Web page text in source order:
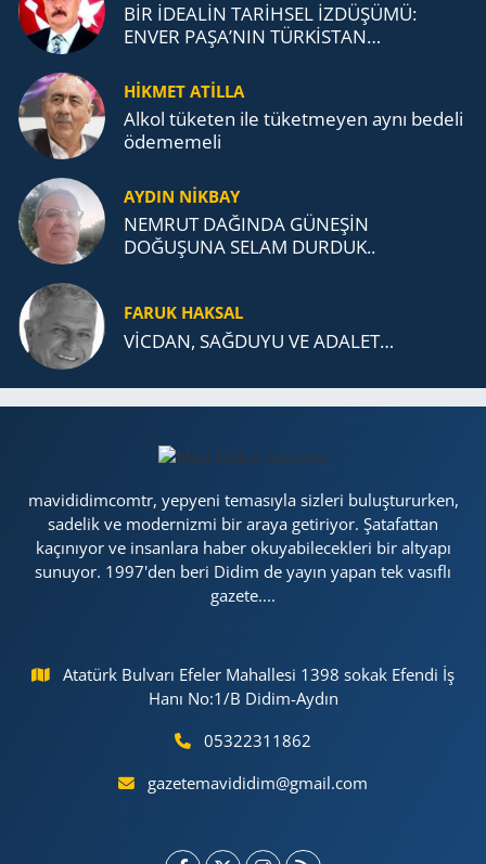
BİR İDEALİN TARİHSEL İZDÜŞÜMÜ:
ENVER PAŞA’NIN TÜRKİSTAN
TEŞKİLATI’NA UZANAN MİRASI
HİKMET ATİLLA
Alkol tü­ke­ten ile tü­ket­me­yen aynı be­de­li
öde­me­me­li
AYDIN NİKBAY
NEMRUT DAĞINDA GÜNEŞİN
DOĞUŞUNA SELAM DURDUK..
FARUK HAKSAL
VİCDAN, SAĞ­DU­YU VE ADA­LET…
mavididimcomtr, yepyeni temasıyla sizleri buluştururken,
sadelik ve modernizmi bir araya getiriyor. Şatafattan
kaçınıyor ve insanlara haber okuyabilecekleri bir altyapı
sunuyor. 1997'den beri Didim de yayın yapan tek vasıflı
gazete....
Atatürk Bulvarı Efeler Mahallesi 1398 sokak Efendi İş
Hanı No:1/B Didim-Aydın
05322311862
gazetemavididim@gmail.com